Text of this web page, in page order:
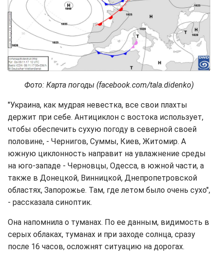
Фото: Карта погоды (facebook.com/tala.didenko)
"Украина, как мудрая невестка, все свои плахты
держит при себе. Антициклон с востока использует,
чтобы обеспечить сухую погоду в северной своей
половине, - Чернигов, Суммы, Киев, Житомир. А
южную циклонность направит на увлажнение среды
на юго-западе - Черновцы, Одесса, в южной части, а
также в Донецкой, Винницкой, Днепропетровской
областях, Запорожье. Там, где летом было очень сухо",
- рассказала синоптик.
Она напомнила о туманах. По ее данным, видимость в
серых облаках, туманах и при заходе солнца, сразу
после 16 часов, осложнят ситуацию на дорогах.